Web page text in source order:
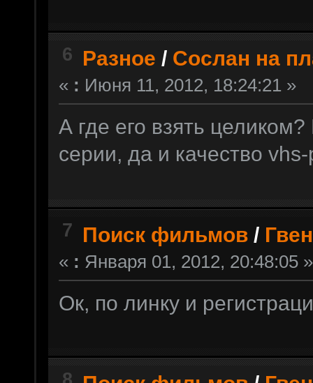
6 Разное / Сослан на
« : Июня 11, 2012, 18:24:21 »
А где его взять
серии, да и качество
7 Поиск фильмов /
« : Января 01, 2012, 20:48:05 »
Ок, по линку и